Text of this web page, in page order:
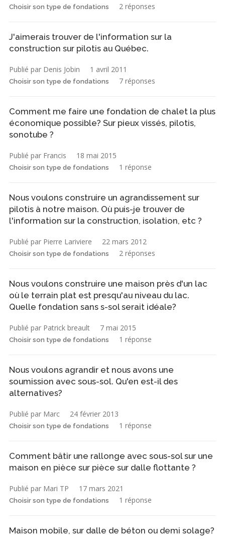
Choisir son type de fondations 2 réponses
J'aimerais trouver de l'information sur la
construction sur pilotis au Québec.
Publié par Denis Jobin 1 avril 2011
Choisir son type de fondations 7 réponses
Comment me faire une fondation de chalet la plus
économique possible? Sur pieux vissés, pilotis,
sonotube ?
Publié par Francis 18 mai 2015
Choisir son type de fondations 1 réponse
Nous voulons construire un agrandissement sur
pilotis à notre maison. Où puis-je trouver de
l'information sur la construction, isolation, etc ?
Publié par Pierre Lariviere 22 mars 2012
Choisir son type de fondations 2 réponses
Nous voulons construire une maison près d'un lac
où le terrain plat est presqu'au niveau du lac.
Quelle fondation sans s-sol serait idéale?
Publié par Patrick breault 7 mai 2015
Choisir son type de fondations 1 réponse
Nous voulons agrandir et nous avons une
soumission avec sous-sol. Qu'en est-il des
alternatives?
Publié par Marc 24 février 2013
Choisir son type de fondations 1 réponse
Comment bâtir une rallonge avec sous-sol sur une
maison en pièce sur pièce sur dalle flottante ?
Publié par Mari TP 17 mars 2021
Choisir son type de fondations 1 réponse
Maison mobile, sur dalle de béton ou demi solage?